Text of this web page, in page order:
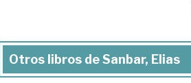
Otros libros de Sanbar, Elias